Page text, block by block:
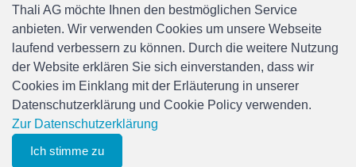
Software:
Thali AG möchte Ihnen den bestmöglichen Service
anbieten. Wir verwenden Cookies um unsere Webseite
laufend verbessern zu können. Durch die weitere Nutzung
der Website erklären Sie sich einverstanden, dass wir
Cookies im Einklang mit der Erläuterung in unserer
Datenschutzerklärung und Cookie Policy verwenden.
Zur Datenschutzerklärung
Ich stimme zu